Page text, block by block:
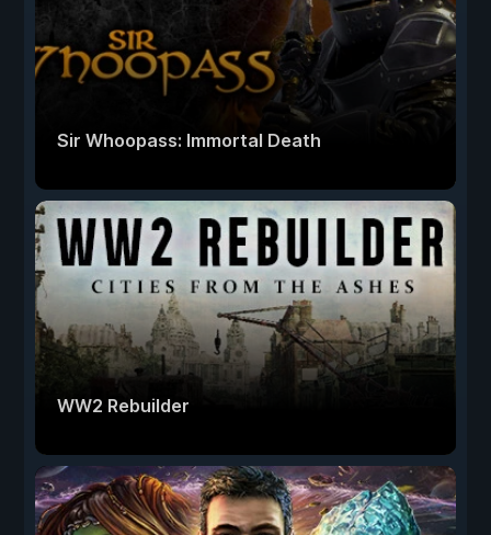
Sir Whoopass: Immortal Death
WW2 Rebuilder